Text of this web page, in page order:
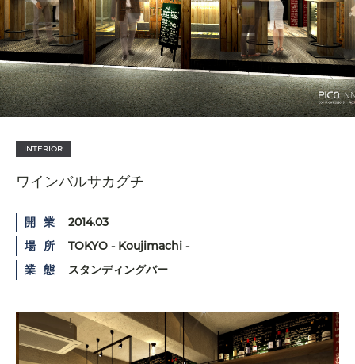
INTERIOR
ワインバルサカグチ
開業
2014.03
場所
TOKYO - Koujimachi -
業態
スタンディングバー